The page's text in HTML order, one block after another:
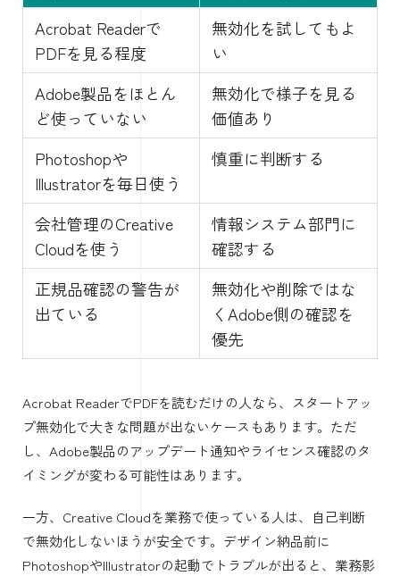
Acrobat Readerで
PDFを見る程度
無効化を試してもよ
い
Adobe製品をほとん
ど使っていない
無効化で様子を見る
価値あり
Photoshopや
Illustratorを毎日使う
慎重に判断する
会社管理のCreative
Cloudを使う
情報システム部門に
確認する
正規品確認の警告が
出ている
無効化や削除ではな
くAdobe側の確認を
優先
Acrobat ReaderでPDFを読むだけの人なら、スタートアッ
プ無効化で大きな問題が出ないケースもあります。ただ
し、Adobe製品のアップデート通知やライセンス確認のタ
イミングが変わる可能性はあります。
一方、Creative Cloudを業務で使っている人は、自己判断
で無効化しないほうが安全です。デザイン納品前に
PhotoshopやIllustratorの起動でトラブルが出ると、業務影